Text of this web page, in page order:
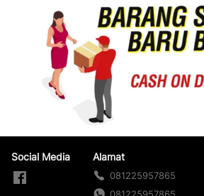
Social Media Alamat
081225957865